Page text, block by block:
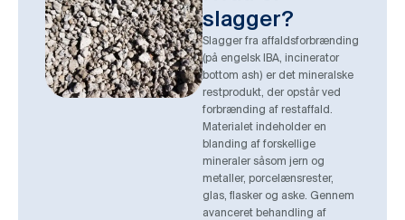
slagger?
Slagger fra affaldsforbrænding
(på engelsk IBA, incinerator
bottom ash) er det mineralske
restprodukt, der opstår ved
forbrænding af restaffald.
Materialet indeholder en
blanding af forskellige
mineraler såsom jern og
metaller, porcelænsrester,
glas, flasker og aske. Gennem
avanceret behandling af